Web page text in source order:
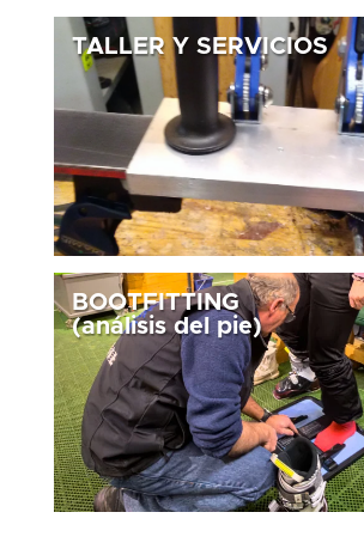
TALLER Y SERVICIOS
BOOTFITTING
(análisis del pie)